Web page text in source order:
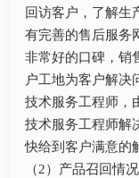
回访客户，了解生
有完善的售后服务
非常好的口碑，销
户工地为客户解决
技术服务工程师，
技术服务工程师解
快给到客户满意的
（2）产品召回情